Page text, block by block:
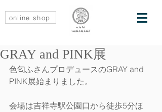
online shop
GRAY and PINK展
色匂ふさんプロデュースのGRAY and
PINK展始まりました。
会場は吉祥寺駅公園口から徒歩5分ほ